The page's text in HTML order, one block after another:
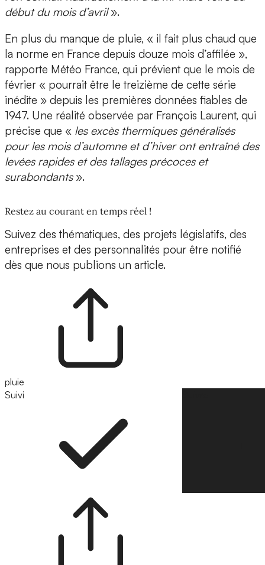
début du mois d’avril».
En plus du manque de pluie, « il fait plus chaud que
la norme en France depuis douze mois d’affilée »,
rapporte Météo France, qui prévient que le mois de
février « pourrait être le treizième de cette série
inédite » depuis les premières données fiables de
1947. Une réalité observée par François Laurent, qui
précise que « les excès thermiques généralisés
pour les mois d’automne et d’hiver ont entraîné des
levées rapides et des tallages précoces et
surabondants».
Restez au courant en temps réel !
Suivez des thématiques, des projets législatifs, des
entreprises et des personnalités pour être notifié
dès que nous publions un article.
pluie
Suivi